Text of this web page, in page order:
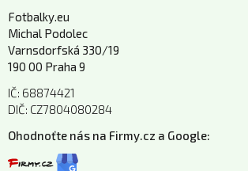
Fotbalky.eu
Michal Podolec
Varnsdorfská 330/19
190 00 Praha 9
IČ: 68874421
DIČ: CZ7804080284
Ohodnoťte nás na Firmy.cz a Google: